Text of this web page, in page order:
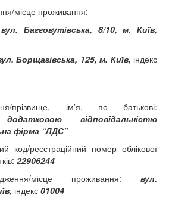
місце проживання:
Багговутівська, 8/10, м. Київ,
Борщагівська, 125, м. Київ, індекс
прізвище, ім’я, по батькові:
відповідальністю
фірма “ЛДС”
код/реєстраційний номер облікової
22906244
місце проживання: вул.
індекс 01004